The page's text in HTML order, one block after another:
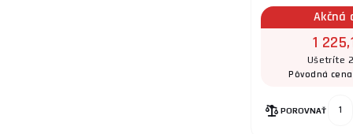
11.
Akčná
1
Ušetríte
Pôvodná
POROVNAŤ